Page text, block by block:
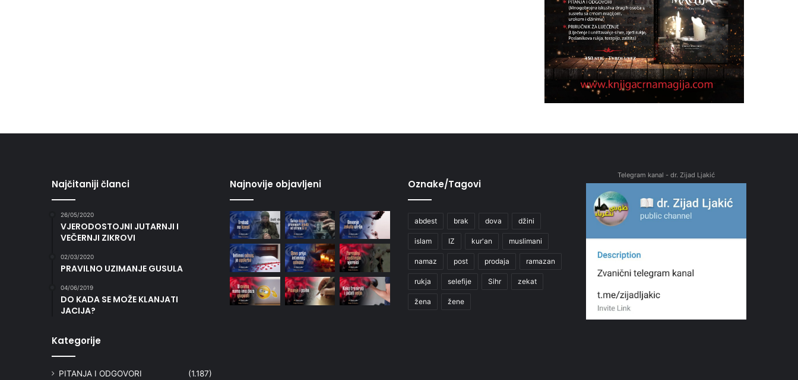
Najčitaniji članci
26/05/2020
VJERODOSTOJNI JUTARNJI I
VEČERNJI ZIKROVI
02/03/2020
PRAVILNO UZIMANJE GUSULA
04/06/2019
DO KADA SE MOŽE KLANJATI
JACIJA?
Kategorije
PITANJA I ODGOVORI (1.187)
Najnovije objavljeni Oznake/Tagovi
abdest brak dova džini
islam IZ kur'an muslimani
namaz post prodaja ramazan
rukja selefije Sihr zekat
žena žene
Telegram kanal - dr. Zijad Ljakić